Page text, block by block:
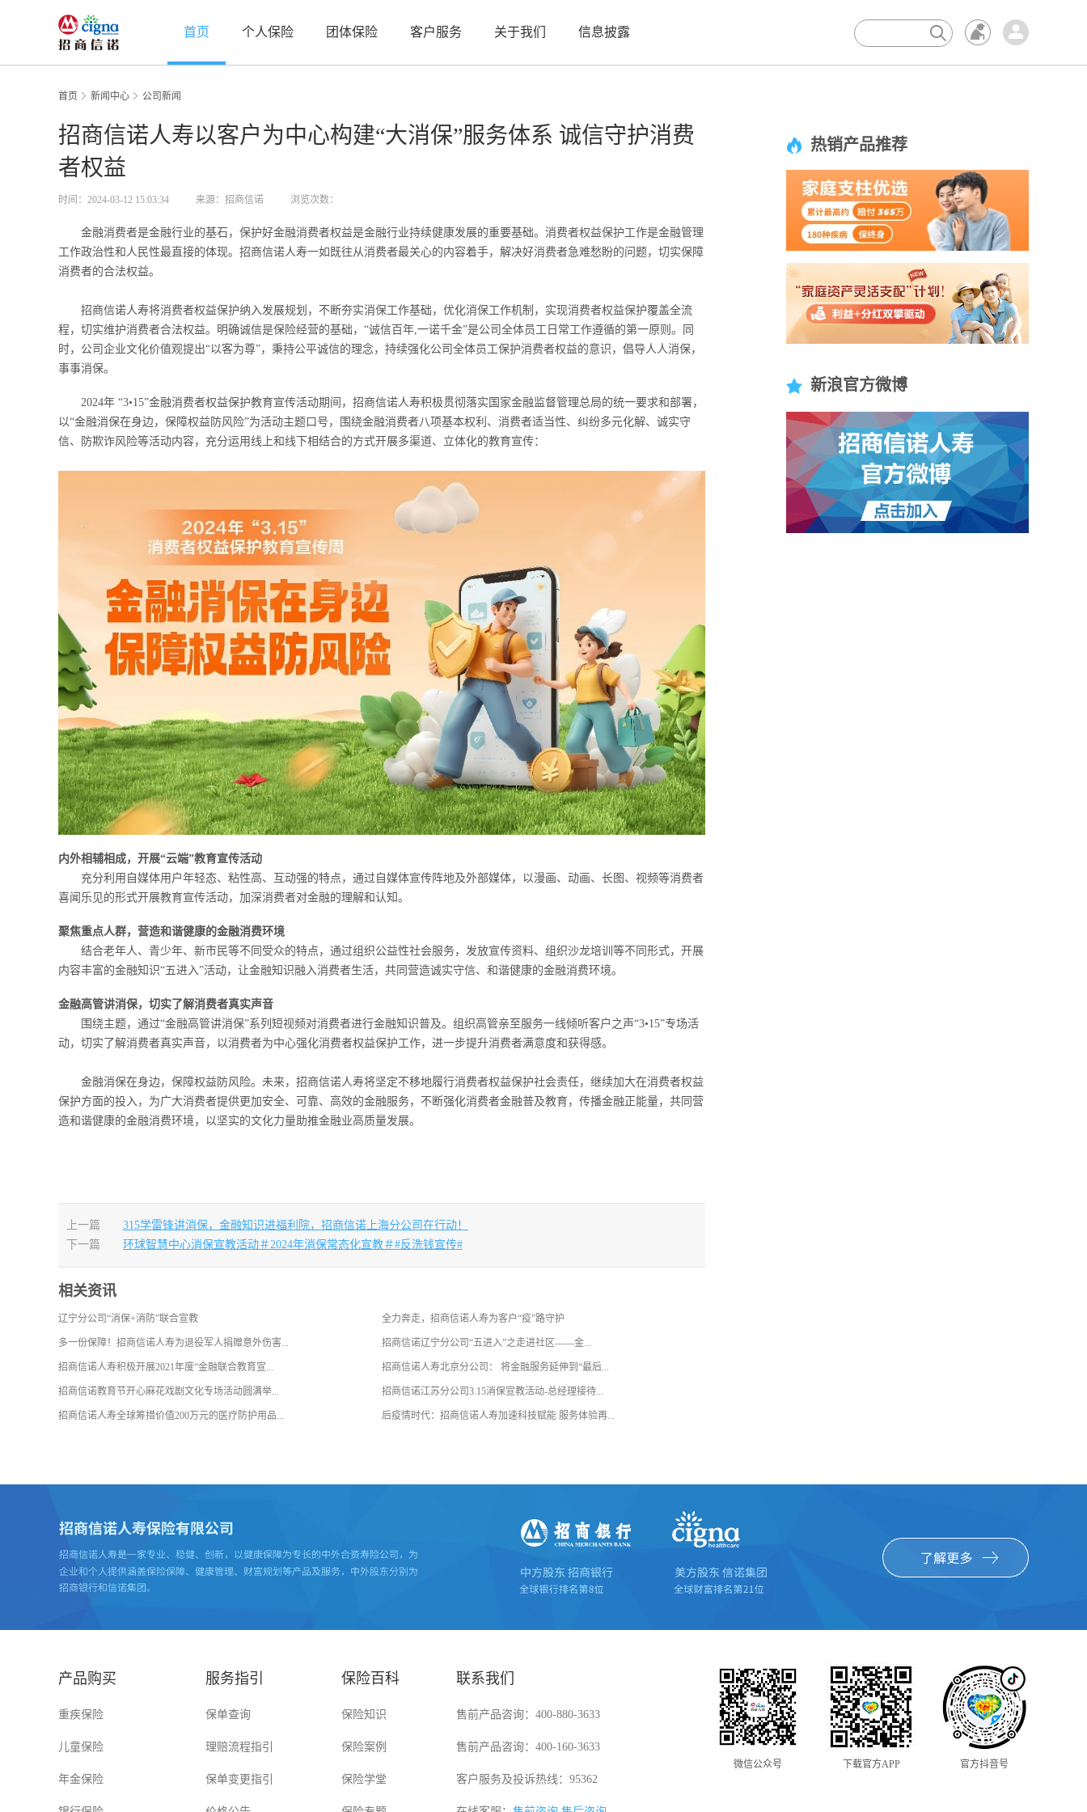
首页
个人保险 团体保险 客户服务 关于我们 信息披露
首页 新闻中心 公司新闻
招商信诺人寿以客户为中心构建“大消保”服务体系 诚信守护消费
者权益
时间：2024-03-12 15:03:34 来源：招商信诺 浏览次数：
金融消费者是金融行业的基石，保护好金融消费者权益是金融行业持续健康发展的重要基础。消费者权益保护工作是金融管理
工作政治性和人民性最直接的体现。招商信诺人寿一如既往从消费者最关心的内容着手，解决好消费者急难愁盼的问题，切实保障
消费者的合法权益。
招商信诺人寿将消费者权益保护纳入发展规划，不断夯实消保工作基础，优化消保工作机制，实现消费者权益保护覆盖全流
程，切实维护消费者合法权益。明确诚信是保险经营的基础，“诚信百年,一诺千金”是公司全体员工日常工作遵循的第一原则。同
时，公司企业文化价值观提出“以客为尊”，秉持公平诚信的理念，持续强化公司全体员工保护消费者权益的意识，倡导人人消保，
事事消保。
2024年 “3•15”金融消费者权益保护教育宣传活动期间，招商信诺人寿积极贯彻落实国家金融监督管理总局的统一要求和部署，
以“金融消保在身边，保障权益防风险”为活动主题口号，围绕金融消费者八项基本权利、消费者适当性、纠纷多元化解、诚实守
信、防欺诈风险等活动内容，充分运用线上和线下相结合的方式开展多渠道、立体化的教育宣传：
内外相辅相成，开展“云端”教育宣传活动
充分利用自媒体用户年轻态、粘性高、互动强的特点，通过自媒体宣传阵地及外部媒体，以漫画、动画、长图、视频等消费者
喜闻乐见的形式开展教育宣传活动，加深消费者对金融的理解和认知。
聚焦重点人群，营造和谐健康的金融消费环境
结合老年人、青少年、新市民等不同受众的特点，通过组织公益性社会服务，发放宣传资料、组织沙龙培训等不同形式，开展
内容丰富的金融知识“五进入”活动，让金融知识融入消费者生活，共同营造诚实守信、和谐健康的金融消费环境。
金融高管讲消保，切实了解消费者真实声音
围绕主题，通过“金融高管讲消保”系列短视频对消费者进行金融知识普及。组织高管亲至服务一线倾听客户之声“3•15”专场活
动，切实了解消费者真实声音，以消费者为中心强化消费者权益保护工作，进一步提升消费者满意度和获得感。
金融消保在身边，保障权益防风险。未来，招商信诺人寿将坚定不移地履行消费者权益保护社会责任，继续加大在消费者权益
保护方面的投入，为广大消费者提供更加安全、可靠、高效的金融服务，不断强化消费者金融普及教育，传播金融正能量，共同营
造和谐健康的金融消费环境，以坚实的文化力量助推金融业高质量发展。
上一篇
315学雷锋讲消保，金融知识进福利院，招商信诺上海分公司在行动！
下一篇
环球智慧中心消保宣教活动＃2024年消保常态化宣教＃#反洗钱宣传#
相关资讯
辽宁分公司“消保+消防”联合宣教 全力奔走，招商信诺人寿为客户“疫”路守护
多一份保障！招商信诺人寿为退役军人捐赠意外伤害... 招商信诺辽宁分公司“五进入”之走进社区——金...
招商信诺人寿积极开展2021年度“金融联合教育宣... 招商信诺人寿北京分公司： 将金融服务延伸到“最后...
招商信诺教育节开心麻花戏剧文化专场活动圆满举... 招商信诺江苏分公司3.15消保宣教活动-总经理接待...
招商信诺人寿全球筹措价值200万元的医疗防护用品... 后疫情时代：招商信诺人寿加速科技赋能 服务体验再...
热销产品推荐
新浪官方微博
产品购买
重疾保险
儿童保险
年金保险
服务指引
保单查询
理赔流程指引
保单变更指引
保险百科
保险知识
保险案例
保险学堂
联系我们
售前产品咨询：400-880-3633
售前产品咨询：400-160-3633
客户服务及投诉热线：95362
微信公众号 下载官方APP 官方抖音号